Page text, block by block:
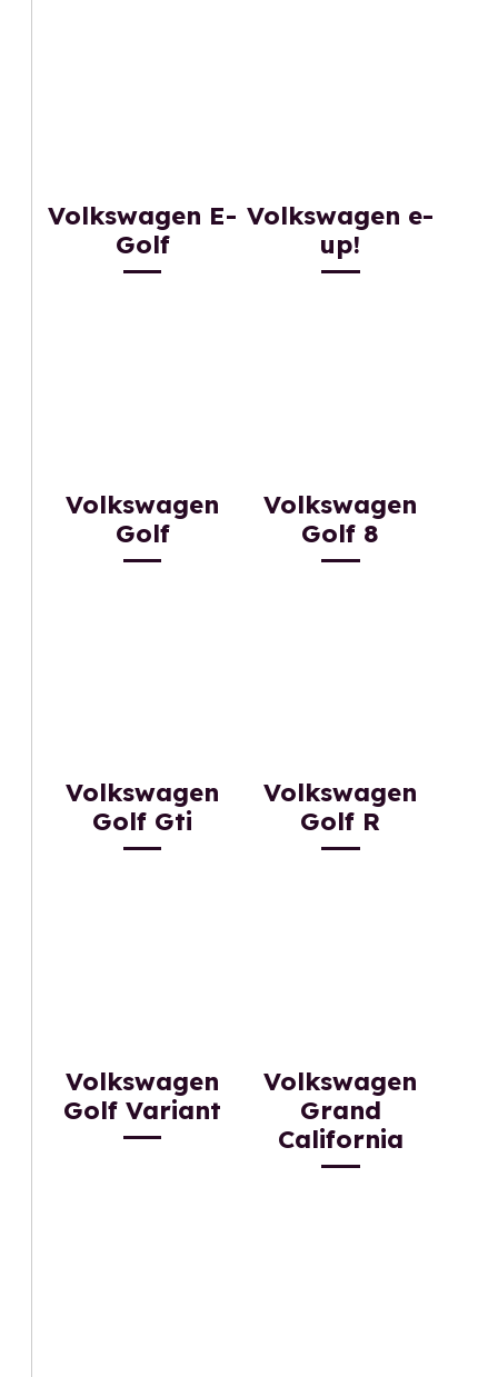
Volkswagen E-
Golf
Volkswagen e-
up!
Volkswagen
Golf
Volkswagen
Golf 8
Volkswagen
Golf Gti
Volkswagen
Golf R
Volkswagen
Golf Variant
Volkswagen
Grand
California